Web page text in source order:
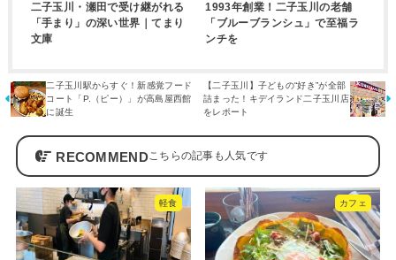
二子玉川・瀬田で受け継がれる
「手まり」の深い世界｜てまり
文庫
1993年創業！二子玉川の老舗
「ブルーブランシュ」で至福ラ
ンチを
二子玉川駅からすぐ！新感覚フード
コート「P.（ピー）」が高島屋西館
に誕生
【二子玉川】子どもの“好き”が全部
詰まった！キデイランド二子玉川店
をレポート
RECOMMEND
軽食 カフェ